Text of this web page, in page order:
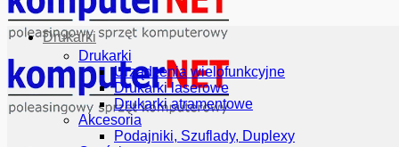
Drukarki
Drukarki
Urządzenia wielofunkcyjne
Drukarki laserowe
Drukarki atramentowe
Akcesoria
Podajniki, Szuflady, Duplexy